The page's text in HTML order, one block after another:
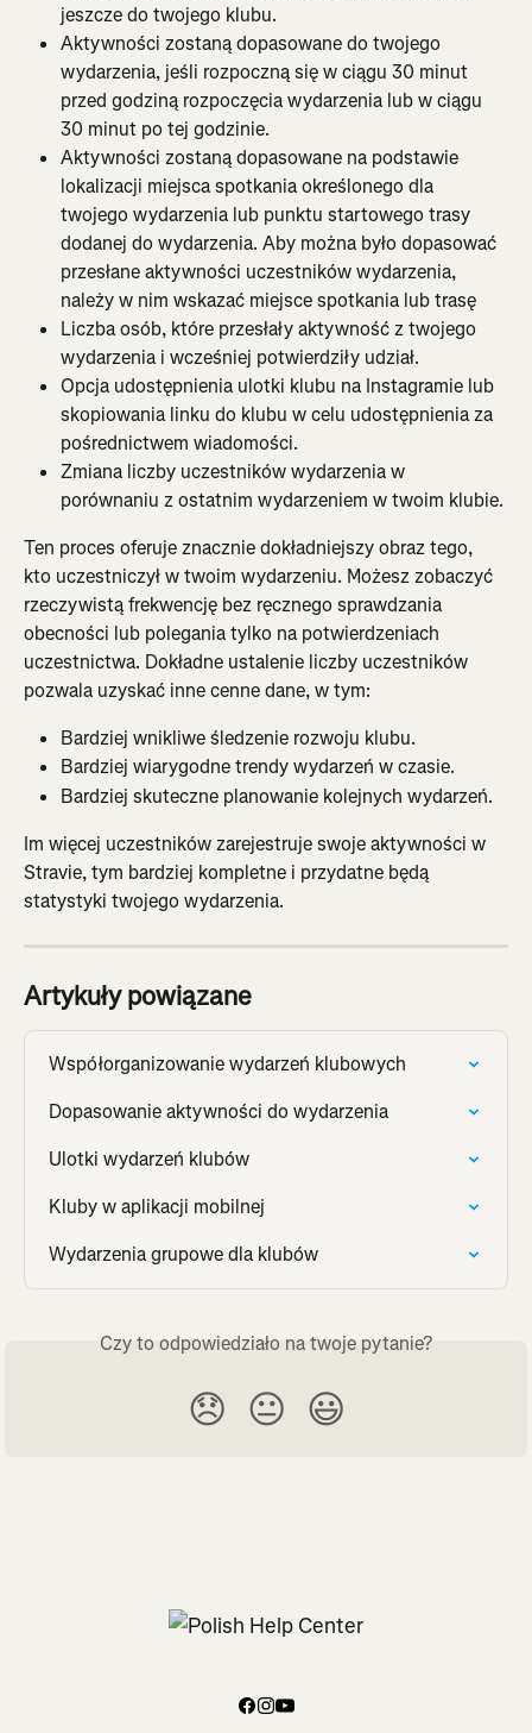
jeszcze do twojego klubu.
Aktywności zostaną dopasowane do twojego
wydarzenia, jeśli rozpoczną się w ciągu 30 minut
przed godziną rozpoczęcia wydarzenia lub w ciągu
30 minut po tej godzinie.
Aktywności zostaną dopasowane na podstawie
lokalizacji miejsca spotkania określonego dla
twojego wydarzenia lub punktu startowego trasy
dodanej do wydarzenia. Aby można było dopasować
przesłane aktywności uczestników wydarzenia,
należy w nim wskazać miejsce spotkania lub trasę
Liczba osób, które przesłały aktywność z twojego
wydarzenia i wcześniej potwierdziły udział.
Opcja udostępnienia ulotki klubu na Instagramie lub
skopiowania linku do klubu w celu udostępnienia za
pośrednictwem wiadomości.
Zmiana liczby uczestników wydarzenia w
porównaniu z ostatnim wydarzeniem w twoim klubie.
Ten proces oferuje znacznie dokładniejszy obraz tego,
kto uczestniczył w twoim wydarzeniu. Możesz zobaczyć
rzeczywistą frekwencję bez ręcznego sprawdzania
obecności lub polegania tylko na potwierdzeniach
uczestnictwa. Dokładne ustalenie liczby uczestników
pozwala uzyskać inne cenne dane, w tym:
Bardziej wnikliwe śledzenie rozwoju klubu.
Bardziej wiarygodne trendy wydarzeń w czasie.
Bardziej skuteczne planowanie kolejnych wydarzeń.
Im więcej uczestników zarejestruje swoje aktywności w
Stravie, tym bardziej kompletne i przydatne będą
statystyki twojego wydarzenia.
Artykuły powiązane
Współorganizowanie wydarzeń klubowych
Dopasowanie aktywności do wydarzenia
Ulotki wydarzeń klubów
Kluby w aplikacji mobilnej
Wydarzenia grupowe dla klubów
Czy to odpowiedziało na twoje pytanie?
😞 😐 😃